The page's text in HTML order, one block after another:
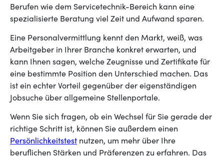
Berufen wie dem Servicetechnik-Bereich kann eine
spezialisierte Beratung viel Zeit und Aufwand sparen.
Eine Personalvermittlung kennt den Markt, weiß, was
Arbeitgeber in Ihrer Branche konkret erwarten, und
kann Ihnen sagen, welche Zeugnisse und Zertifikate für
eine bestimmte Position den Unterschied machen. Das
ist ein echter Vorteil gegenüber der eigenständigen
Jobsuche über allgemeine Stellenportale.
Wenn Sie sich fragen, ob ein Wechsel für Sie gerade der
richtige Schritt ist, können Sie außerdem einen
Persönlichkeitstest nutzen, um mehr über Ihre
beruflichen Stärken und Präferenzen zu erfahren. Das